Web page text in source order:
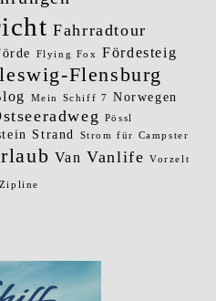
Fahrradtour
Flying Fox Fördesteig
Flensburg
Mein Schiff 7
Norwegen
Pössl
Strand Strom für Campster
Van Vanlife Vorzelt
Zipline